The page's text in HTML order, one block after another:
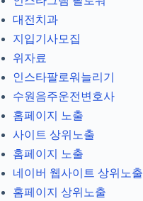
대전치과
지입기사모집
위자료
인스타팔로워늘리기
수원음주운전변호사
홈페이지 노출
사이트 상위노출
홈페이지 노출
네이버 웹사이트 상위노출
홈페이지 상위노출